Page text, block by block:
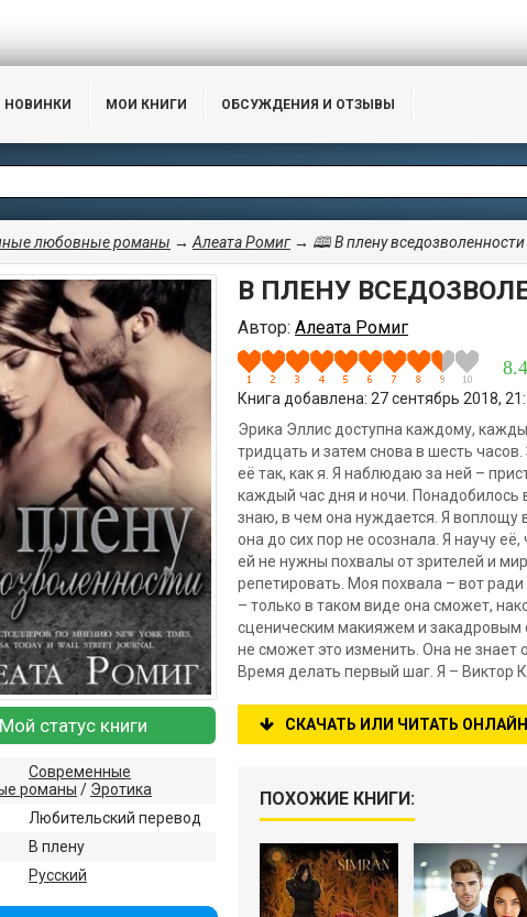
НОВИНКИ МОИ КНИГИ ОБСУЖДЕНИЯ И ОТЗЫВЫ
любовные романы → Алеата Ромиг → 🕮 В плену вседозволенности
В ПЛЕНУ
Автор: Алеата Ромиг
Книга добавлена: 27 сентябрь 2018,
Эрика Эллис доступна каждому,
тридцать и затем снова в шесть
её так, как я. Я наблюдаю за ней –
каждый час дня и ночи. Понадобилось
знаю, в чем она нуждается. Я воплощу
она до сих пор не осознала. Я научу
ей не нужны похвалы от зрителей и
репетировать. Моя похвала – вот
– только в таком виде она сможет,
сценическим макияжем и закадровым
не сможет это изменить. Она не знает
Время делать первый шаг. Я – Виктор
СКАЧАТЬ ИЛИ ЧИТАТЬ ОНЛАЙН
ПОХОЖИЕ КНИГИ:
Мой статус книги
Современные
романы / Эротика
Любительский перевод
В плену
Русский